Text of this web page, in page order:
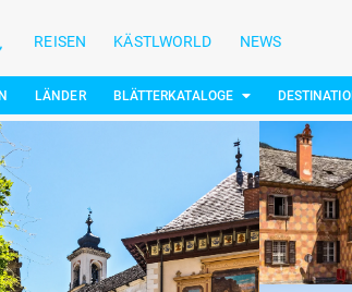
REISEN KÄSTLWORLD NEWS
LÄNDER BLÄTTERKATALOGE